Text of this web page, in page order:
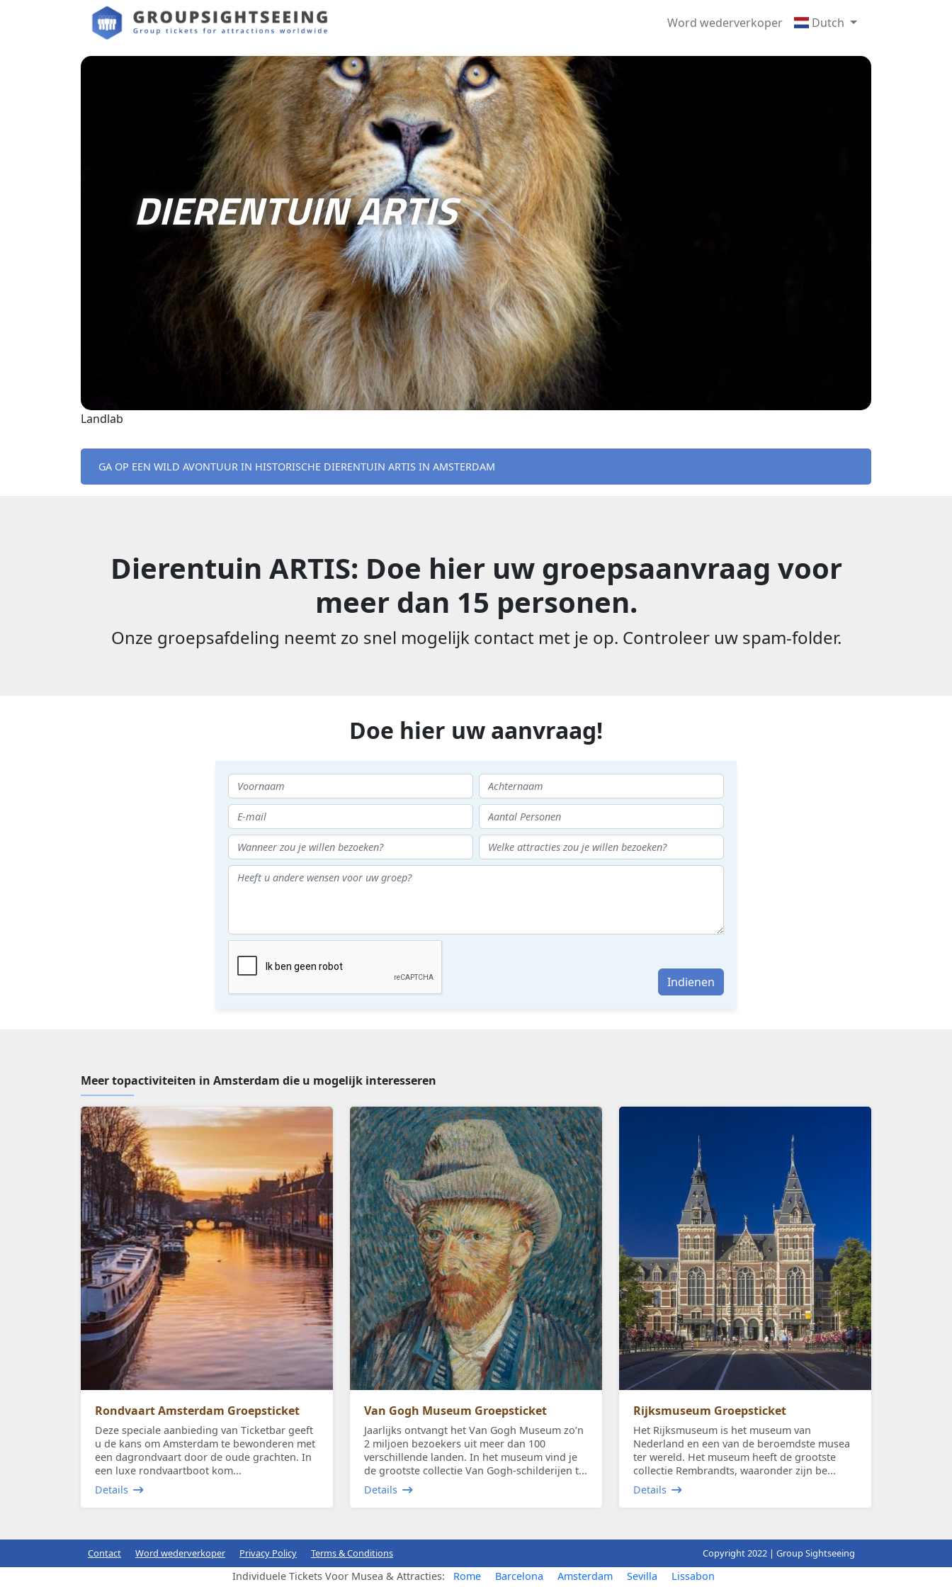
Word wederverkoper Dutch
DIERENTUIN ARTIS
Landlab
GA OP EEN WILD AVONTUUR IN HISTORISCHE DIERENTUIN ARTIS IN AMSTERDAM
Dierentuin ARTIS: Doe hier uw groepsaanvraag voor
meer dan 15 personen.
Onze groepsafdeling neemt zo snel mogelijk contact met je op. Controleer uw spam-folder.
Doe hier uw aanvraag!
Indienen
Meer topactiviteiten in Amsterdam die u mogelijk interesseren
Rondvaart Amsterdam Groepsticket
Deze speciale aanbieding van Ticketbar geeft
u de kans om Amsterdam te bewonderen met
een dagrondvaart door de oude grachten. In
een luxe rondvaartboot kom...
Details
Van Gogh Museum Groepsticket
Jaarlijks ontvangt het Van Gogh Museum zo’n
2 miljoen bezoekers uit meer dan 100
verschillende landen. In het museum vind je
de grootste collectie Van Gogh-schilderijen t...
Details
Rijksmuseum Groepsticket
Het Rijksmuseum is het museum van
Nederland en een van de beroemdste musea
ter wereld. Het museum heeft de grootste
collectie Rembrandts, waaronder zijn be...
Details
Contact Word wederverkoper Privacy Policy Terms & Conditions Copyright 2022 | Group Sightseeing
Individuele Tickets Voor Musea & Attracties: Rome Barcelona Amsterdam Sevilla Lissabon